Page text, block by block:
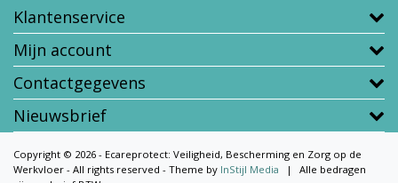
Klantenservice
Mijn account
Contactgegevens
Nieuwsbrief
Copyright © 2026 - Ecareprotect: Veiligheid, Bescherming en Zorg op de
Werkvloer - All rights reserved - Theme by InStijl Media |
Alle bedragen